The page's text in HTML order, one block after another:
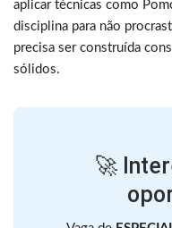
aplicar técnicas como
disciplina para não
precisa ser construída
sólidos.
🚀